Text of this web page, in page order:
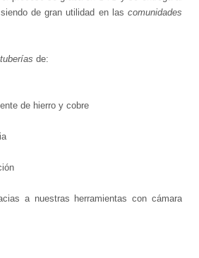
de gran utilidad en las comunidades
de:
de hierro y cobre
a nuestras herramientas con cámara